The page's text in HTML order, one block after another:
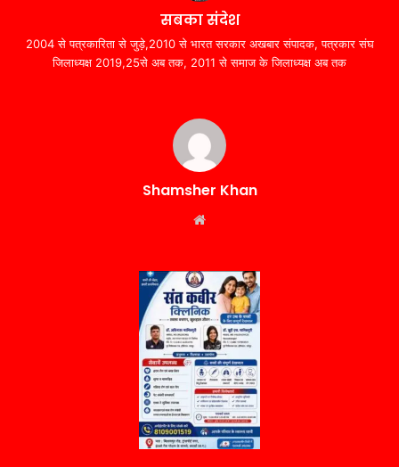
सबका संदेश
2004 से पत्रकारिता से जुड़े,2010 से भारत सरकार अखबार संपादक, पत्रकार संघ
जिलाध्यक्ष 2019,25से अब तक, 2011 से समाज के जिलाध्यक्ष अब तक
Shamsher Khan